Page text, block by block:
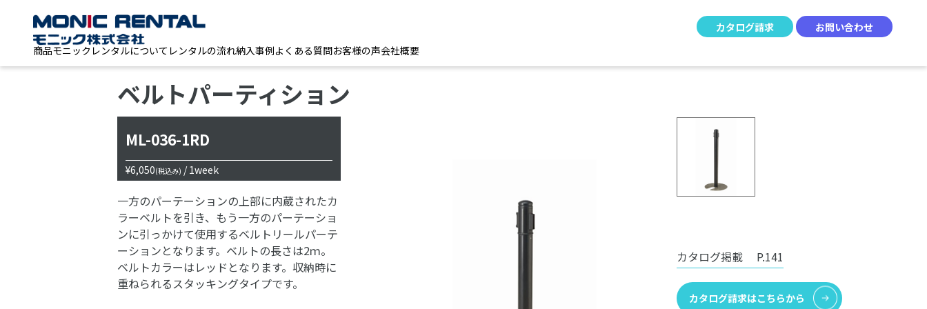
カタログ請求
お問い合わせ
商品モニックレンタルについて レンタルの流れ納入事例よくある質問お客様の声会社概要
ベルトパーティション
ML-036-1RD
¥6,050(税込み) / 1week
一方のパーテーションの上部に内蔵されたカ
ラーベルトを引き、もう一方のパーテーショ
ンに引っかけて使用するベルトリールパーテ
ーションとなります。ベルトの長さは2ｍ。
ベルトカラーはレッドとなります。収納時に
重ねられるスタッキングタイプです。
カタログ掲載 P.141
カタログ請求はこちらから